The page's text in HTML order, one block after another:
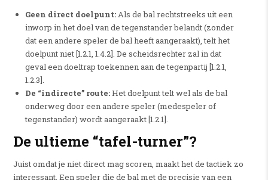
Geen direct doelpunt:Als de bal rechtstreeks uit een
inworp in het doel van de tegenstander belandt (zonder
dat een andere speler de bal heeft aangeraakt), telt het
doelpunt niet [1.2.1, 1.4.2]. De scheidsrechter zal in dat
geval een doeltrap toekennen aan de tegenpartij [1.2.1,
1.2.3].
De “indirecte” route:Het doelpunt telt wel als de bal
onderweg door een andere speler (medespeler of
tegenstander) wordt aangeraakt [1.2.1].
De ultieme “tafel-turner”?
Juist omdat je niet direct mag scoren, maakt het de tactiek zo
interessant. Een speler die de bal met de precisie van een